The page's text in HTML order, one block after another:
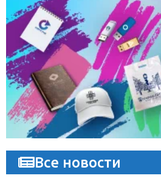
Все новости